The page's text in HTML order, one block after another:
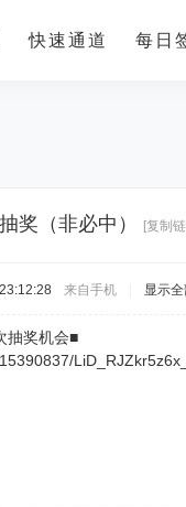
快速通道 每日
奖（非必中） [复制
来自手机 显示
抽奖机会■